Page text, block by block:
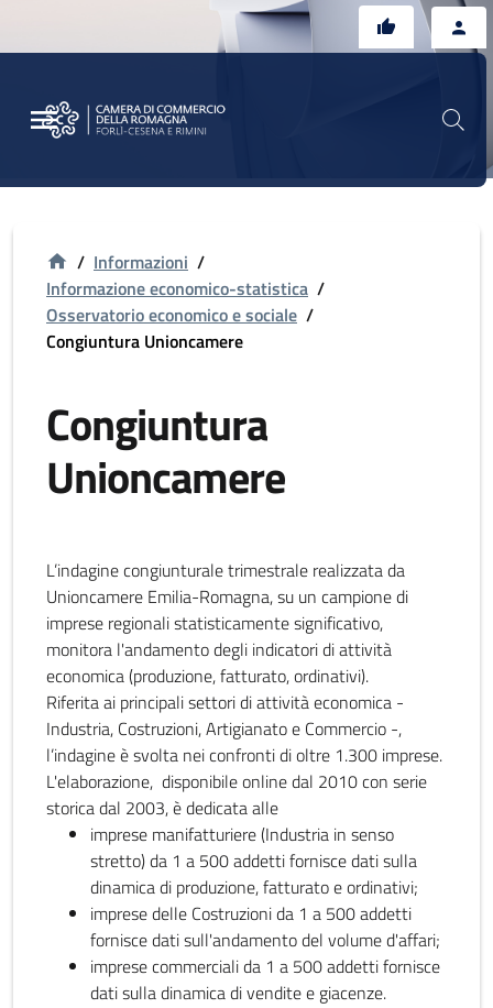
/ Informazioni /
Informazione economico-statistica /
Osservatorio economico e sociale /
Congiuntura Unioncamere
Congiuntura
Unioncamere
L’indagine congiunturale trimestrale realizzata da
Unioncamere Emilia-Romagna, su un campione di
imprese regionali statisticamente significativo,
monitora l'andamento degli indicatori di attività
economica (produzione, fatturato, ordinativi).
Riferita ai principali settori di attività economica -
Industria, Costruzioni, Artigianato e Commercio -,
l’indagine è svolta nei confronti di oltre 1.300 imprese.
L'elaborazione, disponibile online dal 2010 con serie
storica dal 2003, è dedicata alle
imprese manifatturiere (Industria in senso
stretto) da 1 a 500 addetti fornisce dati sulla
dinamica di produzione, fatturato e ordinativi;
imprese delle Costruzioni da 1 a 500 addetti
fornisce dati sull'andamento del volume d'affari;
imprese commerciali da 1 a 500 addetti fornisce
dati sulla dinamica di vendite e giacenze.